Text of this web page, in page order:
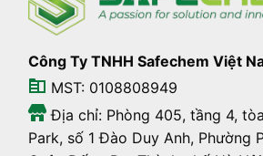
Công Ty TNHH Safechem Việt
MST: 0108808949
Địa chỉ: Phòng 405, tầng 4,
Park, số 1 Đào Duy Anh, Phường